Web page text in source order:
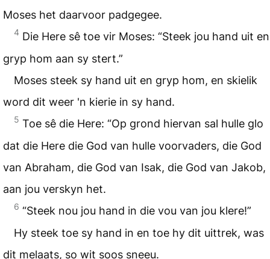
Moses het daarvoor padgegee.
4 Die Here sê toe vir Moses: “Steek jou hand uit en
gryp hom aan sy stert.”
Moses steek sy hand uit en gryp hom, en skielik
word dit weer 'n kierie in sy hand.
5 Toe sê die Here: “Op grond hiervan sal hulle glo
dat die Here die God van hulle voorvaders, die God
van Abraham, die God van Isak, die God van Jakob,
aan jou verskyn het.
6 “Steek nou jou hand in die vou van jou klere!”
Hy steek toe sy hand in en toe hy dit uittrek, was
dit melaats, so wit soos sneeu.